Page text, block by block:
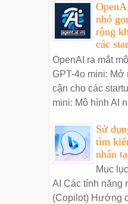
nhỏ
rộng
các
OpenAI ra mắt
GPT-4o mini: Mở
cận cho các
mini: Mô hình AI
Sử
tìm
nhân
Mục
AI Các tính năng
(Copilot) Hướng